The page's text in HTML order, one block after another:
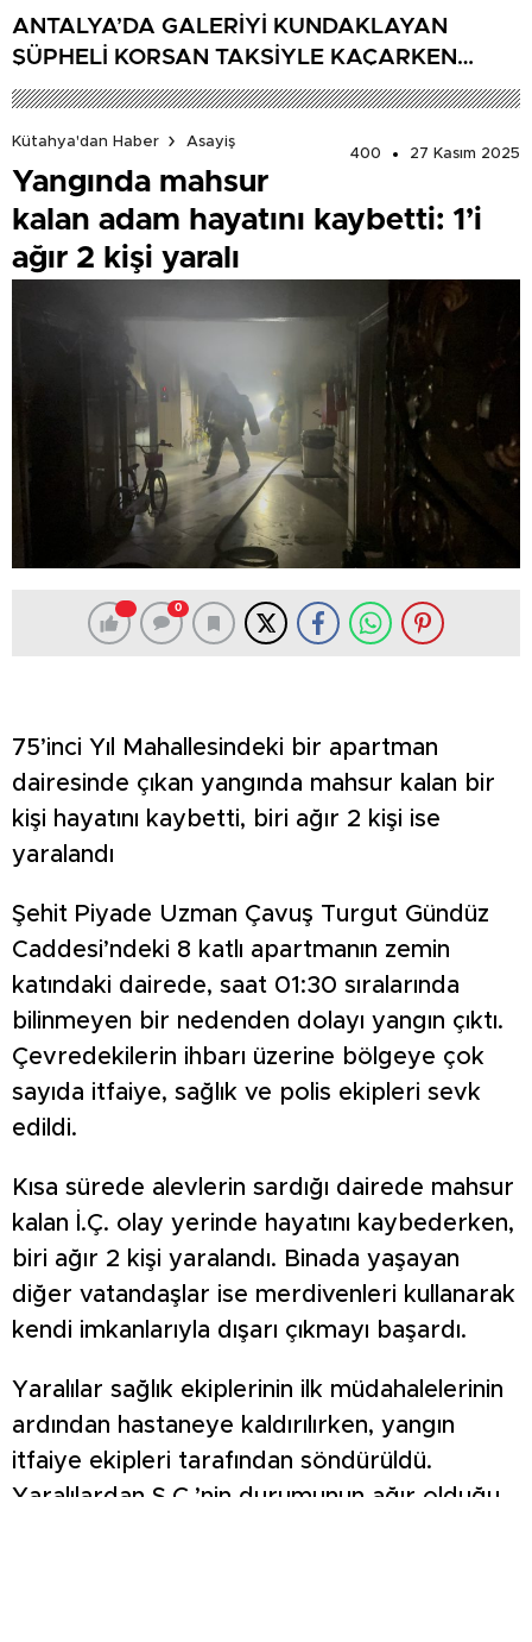
ANTALYA’DA GALERİYİ KUNDAKLAYAN
ŞÜPHELİ KORSAN TAKSİYLE KAÇARKEN
KÜTAHYA’DA YAKALANDI
Kütahya'dan Haber
Asayiş
400
27 Kasım 2025
Yangında mahsur
kalan adam hayatını kaybetti: 1’i
ağır 2 kişi yaralı
0
75’inci Yıl Mahallesindeki bir apartman
dairesinde çıkan yangında mahsur kalan bir
kişi hayatını kaybetti, biri ağır 2 kişi ise
yaralandı
Şehit Piyade Uzman Çavuş Turgut Gündüz
Caddesi’ndeki 8 katlı apartmanın zemin
katındaki dairede, saat 01:30 sıralarında
bilinmeyen bir nedenden dolayı yangın çıktı.
Çevredekilerin ihbarı üzerine bölgeye çok
sayıda itfaiye, sağlık ve polis ekipleri sevk
edildi.
Kısa sürede alevlerin sardığı dairede mahsur
kalan İ.Ç. olay yerinde hayatını kaybederken,
biri ağır 2 kişi yaralandı. Binada yaşayan
diğer vatandaşlar ise merdivenleri kullanarak
kendi imkanlarıyla dışarı çıkmayı başardı.
Yaralılar sağlık ekiplerinin ilk müdahalelerinin
ardından hastaneye kaldırılırken, yangın
itfaiye ekipleri tarafından söndürüldü.
Yaralılardan Ş.Ç.’nin durumunun ağır olduğu